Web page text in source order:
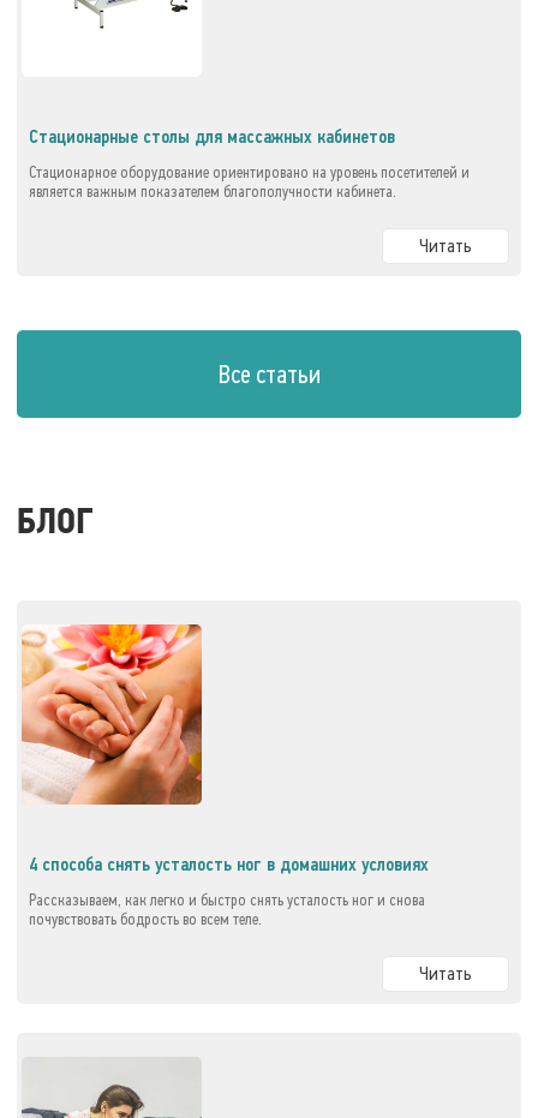
Стационарные столы для массажных кабинетов
Стационарное оборудование ориентировано на уровень посетителей и
является важным показателем благополучности кабинета.
Читать
Все статьи
БЛОГ
4 способа снять усталость ног в домашних условиях
Рассказываем, как легко и быстро снять усталость ног и снова
почувствовать бодрость во всем теле.
Читать